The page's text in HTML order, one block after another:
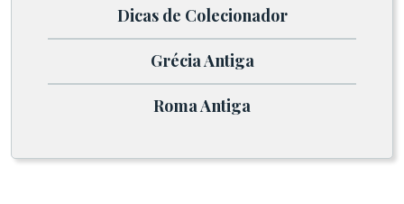
Dicas de Colecionador
Grécia Antiga
Roma Antiga